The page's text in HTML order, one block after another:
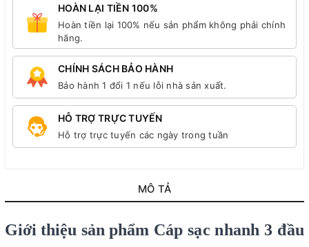
HOÀN LẠI TIỀN 100%
Hoàn tiền lại 100% nếu sản phẩm không phải chính
hãng.
CHÍNH SÁCH BẢO HÀNH
Bảo hành 1 đổi 1 nếu lỗi nhà sản xuất.
HỖ TRỢ TRỰC TUYẾN
Hỗ trợ trực tuyến các ngày trong tuần
MÔ TẢ
Giới thiệu sản phẩm Cáp sạc nhanh 3 đầu